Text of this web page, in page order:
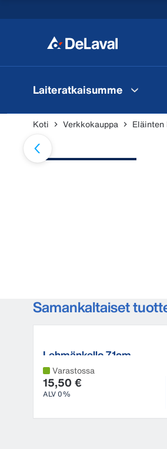
Laiteratkaisumme
Koti Verkkokauppa
Samankaltaiset
Lehmänkello 7,1cm
Varastossa
15,50 €
ALV 0%